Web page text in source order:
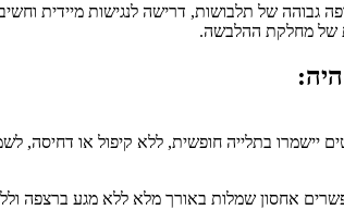
גבוהה של תלבושות, דרישה לנגישות מיידית
של מחלקת ההלבשה.
יישמרו בתלייה חופשית, ללא קיפול או דחיסה,
אחסון שמלות באורך מלא ללא מגע ברצפה